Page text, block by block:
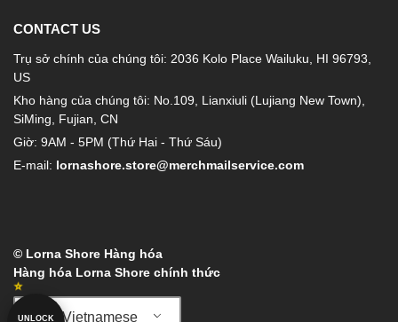
CONTACT US
Trụ sở chính của chúng tôi: 2036 Kolo Place Wailuku, HI 96793,
US
Kho hàng của chúng tôi: No.109, Lianxiuli (Lujiang New Town),
SiMing, Fujian, CN
Giờ: 9AM - 5PM (Thứ Hai - Thứ Sáu)
E-mail: lornashore.store@merchmailservice.com
© Lorna Shore Hàng hóa
Hàng hóa Lorna Shore chính thức
Vietnamese
UNLOCK